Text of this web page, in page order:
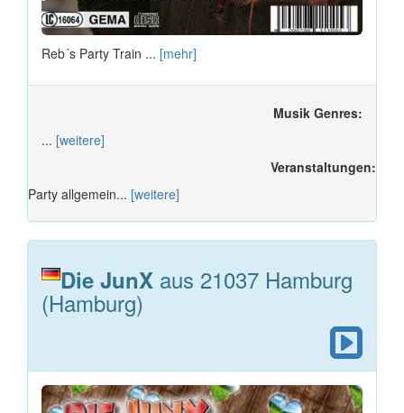
Reb´s Party Train ... [mehr]
Musik Genres:
... [weitere]
Veranstaltungen:
Party allgemein... [weitere]
Die JunX aus 21037 Hamburg
(Hamburg)